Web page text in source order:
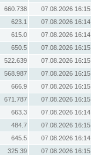
660.738
07.08.2026 16:15
623.1
07.08.2026 16:14
615.0
07.08.2026 16:14
650.5
07.08.2026 16:15
522.639
07.08.2026 16:15
568.987
07.08.2026 16:15
666.9
07.08.2026 16:15
671.787
07.08.2026 16:15
663.3
07.08.2026 16:14
484.7
07.08.2026 16:15
645.5
07.08.2026 16:14
325.39
07.08.2026 16:15